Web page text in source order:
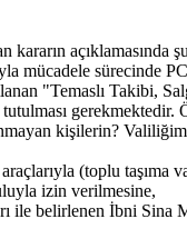
mücadele sürecinde
"Temaslı
kişilerin?
(toplu taşıma
izin verilmesine,
ile belirlenen İbni